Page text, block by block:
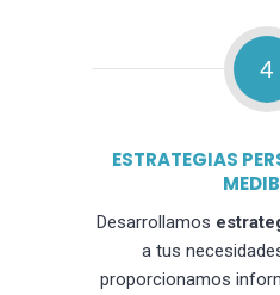
4
ESTRATEGIAS
Desarrollamos
a tus
proporcionamos